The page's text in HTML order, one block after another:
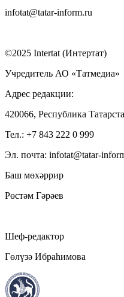
infotat@tatar-inform.ru
©2025 Intertat (Интертат)
Учредитель АО «Татмедиа»
Адрес редакции:
420066, Республика
Тел.: +7 843 222 0 999
Эл. почта: infotat@tatar-
Баш мөхәррир
Рөстәм Гәрәев
Шеф-редактор
Гөлүзә Ибраһимова